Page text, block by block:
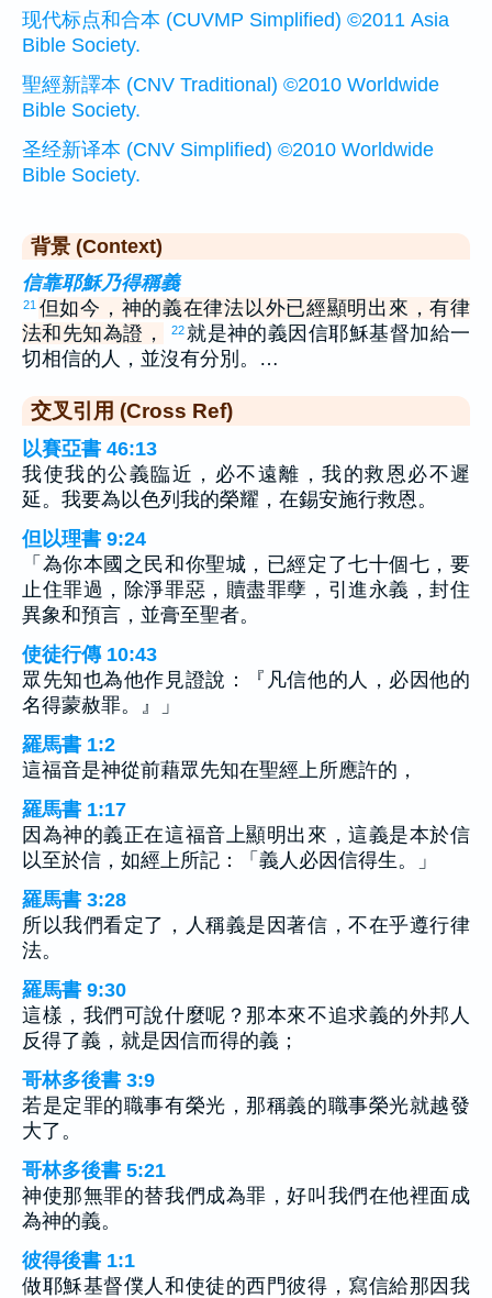
现代标点和合本 (CUVMP Simplified) ©2011 Asia
Bible Society.
聖經新譯本 (CNV Traditional) ©2010 Worldwide
Bible Society.
圣经新译本 (CNV Simplified) ©2010 Worldwide
Bible Society.
背景 (Context)
信靠耶穌乃得稱義
21 但如今，神的義在律法以外已經顯明出來，有律
法和先知為證，
22 就是神的義因信耶穌基督加給一
切相信的人，並沒有分別。…
交叉引用 (Cross Ref)
以賽亞書 46:13
我使我的公義臨近，必不遠離，我的救恩必不遲
延。我要為以色列我的榮耀，在錫安施行救恩。
但以理書 9:24
「為你本國之民和你聖城，已經定了七十個七，要
止住罪過，除淨罪惡，贖盡罪孽，引進永義，封住
異象和預言，並膏至聖者。
使徒行傳 10:43
眾先知也為他作見證說：『凡信他的人，必因他的
名得蒙赦罪。』」
羅馬書 1:2
這福音是神從前藉眾先知在聖經上所應許的，
羅馬書 1:17
因為神的義正在這福音上顯明出來，這義是本於信
以至於信，如經上所記：「義人必因信得生。」
羅馬書 3:28
所以我們看定了，人稱義是因著信，不在乎遵行律
法。
羅馬書 9:30
這樣，我們可說什麼呢？那本來不追求義的外邦人
反得了義，就是因信而得的義；
哥林多後書 3:9
若是定罪的職事有榮光，那稱義的職事榮光就越發
大了。
哥林多後書 5:21
神使那無罪的替我們成為罪，好叫我們在他裡面成
為神的義。
彼得後書 1:1
做耶穌基督僕人和使徒的西門彼得，寫信給那因我